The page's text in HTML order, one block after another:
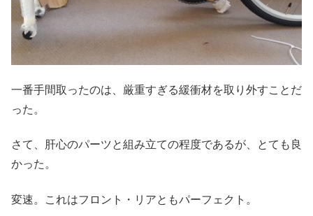
一番手間取ったのは、厳重すぎる緩衝材を取り外すことだ
った。
さて、肝心のパーツと組み立ての程度であるが、とても良
かった。
変速。これはフロント・リアともパーフェクト。